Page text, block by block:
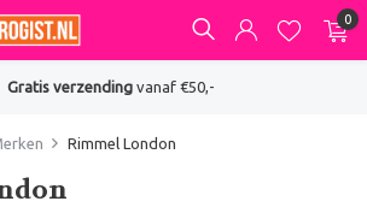
0
Gratis verzendingvanaf €50,-
Rimmel London